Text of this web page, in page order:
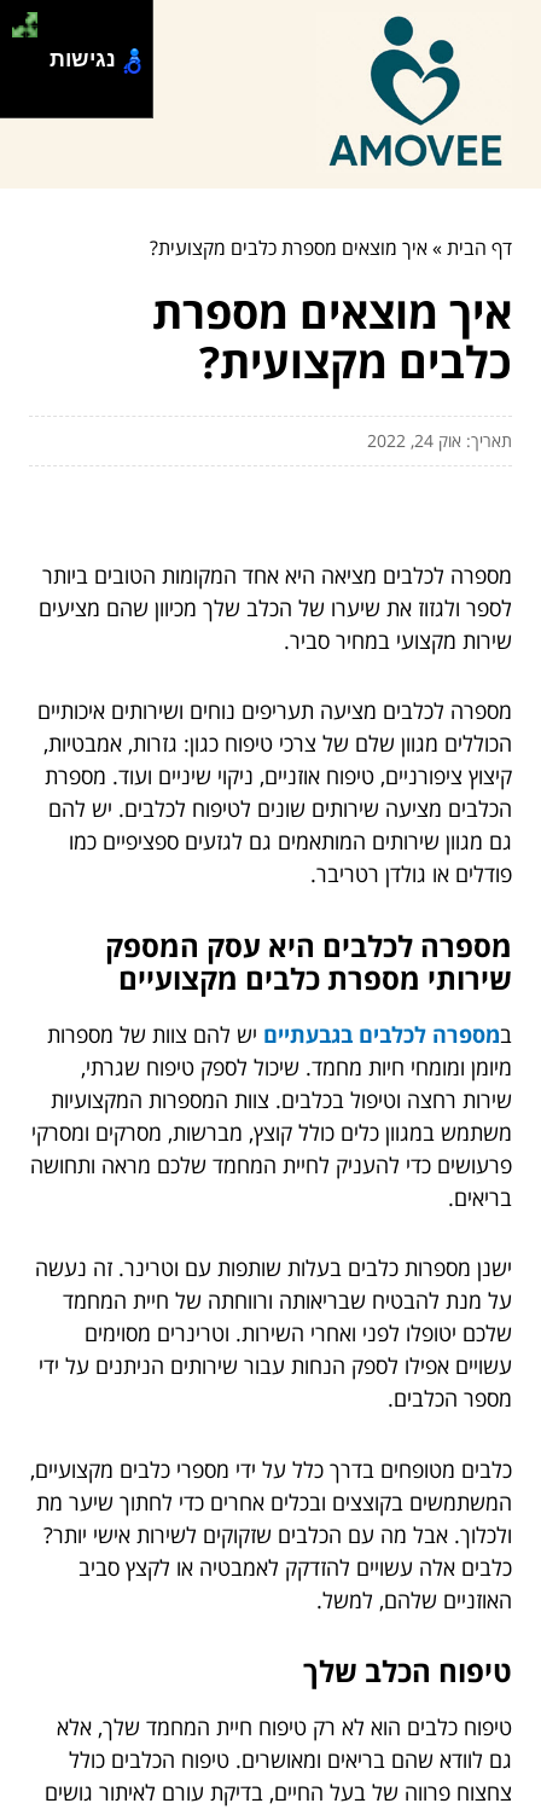
דף הבית»איך מוצאים מספרת כלבים מקצועית?
איך מוצאים מספרת
כלבים מקצועית?
תאריך: אוק 24, 2022
מספרה לכלבים מציאה היא אחד המקומות הטובים ביותר
לספר ולגזוז את שיערו של הכלב שלך מכיוון שהם מציעים
שירות מקצועי במחיר סביר.
מספרה לכלבים מציעה תעריפים נוחים ושירותים איכותיים
הכוללים מגוון שלם של צרכי טיפוח כגון: גזרות, אמבטיות,
קיצוץ ציפורניים, טיפוח אוזניים, ניקוי שיניים ועוד. מספרת
הכלבים מציעה שירותים שונים לטיפוח לכלבים. יש להם
גם מגוון שירותים המותאמים גם לגזעים ספציפיים כמו
פודלים או גולדן רטריבר.
מספרה לכלבים היא עסק המספק
שירותי מספרת כלבים מקצועיים
במספרה לכלבים בגבעתיים יש להם צוות של מספרות
מיומן ומומחי חיות מחמד. שיכול לספק טיפוח שגרתי,
שירות רחצה וטיפול בכלבים. צוות המספרות המקצועיות
משתמש במגוון כלים כולל קוצץ, מברשות, מסרקים ומסרקי
פרעושים כדי להעניק לחיית המחמד שלכם מראה ותחושה
בריאים.
ישנן מספרות כלבים בעלות שותפות עם וטרינר. זה נעשה
על מנת להבטיח שבריאותה ורווחתה של חיית המחמד
שלכם יטופלו לפני ואחרי השירות. וטרינרים מסוימים
עשויים אפילו לספק הנחות עבור שירותים הניתנים על ידי
מספר הכלבים.
כלבים מטופחים בדרך כלל על ידי מספרי כלבים מקצועיים,
המשתמשים בקוצצים ובכלים אחרים כדי לחתוך שיער מת
ולכלוך. אבל מה עם הכלבים שזקוקים לשירות אישי יותר?
כלבים אלה עשויים להזדקק לאמבטיה או לקצץ סביב
האוזניים שלהם, למשל.
טיפוח הכלב שלך
טיפוח כלבים הוא לא רק טיפוח חיית המחמד שלך, אלא
גם לוודא שהם בריאים ומאושרים. טיפוח הכלבים כולל
צחצוח פרווה של בעל החיים, בדיקת עורם לאיתור גושים
נגישות